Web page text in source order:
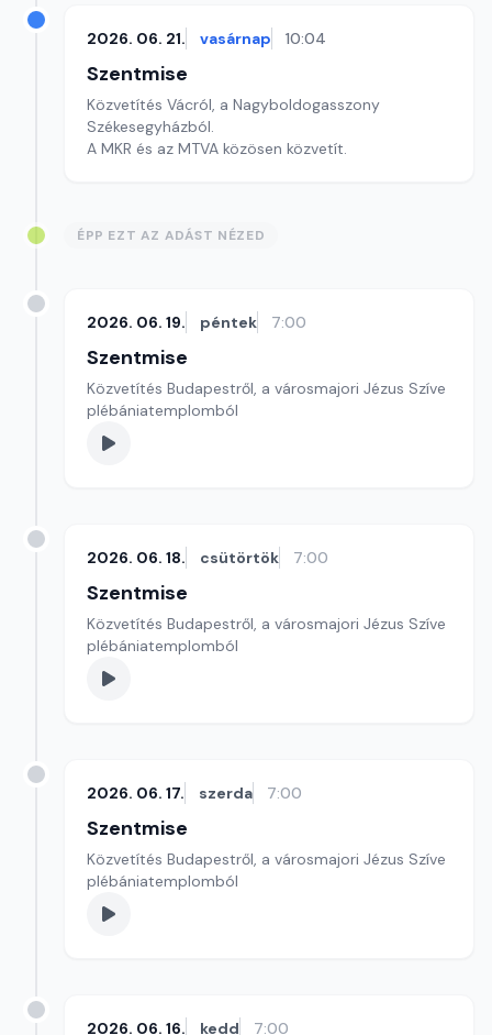
2026. 06. 21. vasárnap 10:04
Szentmise
Közvetítés Vácról, a Nagyboldogasszony
Székesegyházból.
A MKR és az MTVA közösen közvetít.
ÉPP EZT AZ ADÁST NÉZED
2026. 06. 19. péntek 7:00
Szentmise
Közvetítés Budapestről, a városmajori Jézus Szíve
plébániatemplomból
2026. 06. 18. csütörtök 7:00
Szentmise
Közvetítés Budapestről, a városmajori Jézus Szíve
plébániatemplomból
2026. 06. 17. szerda 7:00
Szentmise
Közvetítés Budapestről, a városmajori Jézus Szíve
plébániatemplomból
2026. 06. 16. kedd 7:00